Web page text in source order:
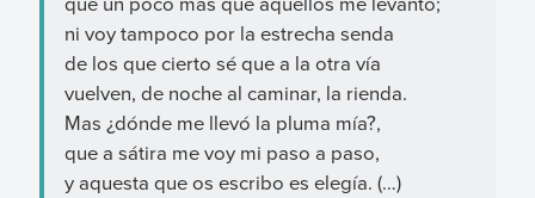
ni voy tampoco por la estrecha senda
de los que cierto sé que a la otra vía
vuelven, de noche al caminar, la rienda.
Mas ¿dónde me llevó la pluma mía?,
que a sátira me voy mi paso a paso,
y aquesta que os escribo es elegía. (…)